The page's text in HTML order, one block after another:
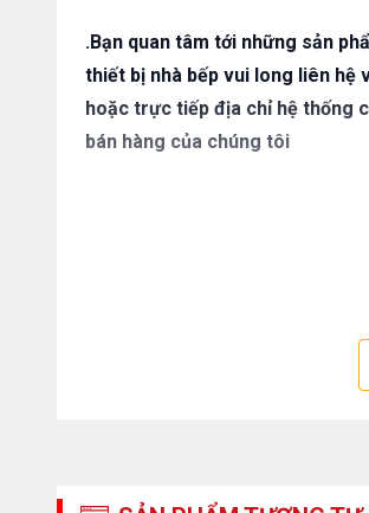
.Bạn quan tâm tới những sản
thiết bị nhà bếp vui long liên hệ
hoặc trực tiếp địa chỉ hệ thống
bán hàng của chúng tôi